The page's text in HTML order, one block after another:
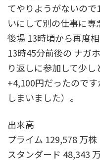
てやりようがないの
いにして別の仕事に専
後場 13時頃から再度
13時45分前後の ナガ
り返しに参加して少
+4,100円だったので
しまいました）。
出来高
プライム 129,578 万株
スタンダード 48,343